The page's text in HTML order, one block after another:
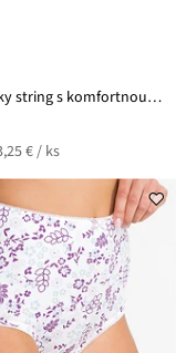
Nohavičky string s komfortnou bavlnou (4 ks)
€ / ks